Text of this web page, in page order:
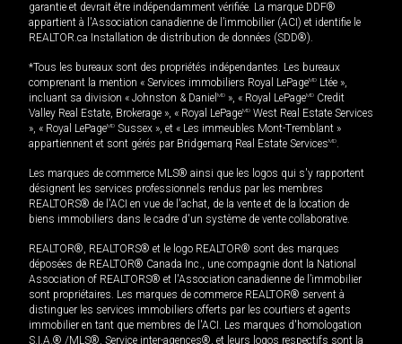
garantie et devrait être indépendamment vérifiée. La marque DDF®
appartient à l'Association canadienne de l’immobilier (ACI) et identifie le
REALTOR.ca Installation de distribution de données (SDD®).
*Tous les bureaux sont des propriétés indépendantes. Les bureaux
comprenant la mention « Services immobiliers Royal LePageMD Ltée »,
incluant sa division « Johnston & Daniel MD », « Royal LePageMD Credit
Valley Real Estate, Brokerage », « Royal LePageMD West Real Estate Services
», « Royal LePageMD Sussex », et « Les immeubles Mont-Tremblant »
appartiennent et sont gérés par Bridgemarq Real Estate ServicesMD.
Les marques de commerce MLS® ainsi que les logos qui s'y rapportent
désignent les services professionnels rendus par les membres
REALTORS® de l'ACI en vue de l'achat, de la vente et de la location de
biens immobiliers dans le cadre d'un système de vente collaborative.
REALTOR®, REALTORS® et le logo REALTOR® sont des marques
déposées de REALTOR® Canada Inc., une compagnie dont la National
Association of REALTORS® et l'Association canadienne de l’immobilier
sont propriétaires. Les marques de commerce REALTOR® servent à
distinguer les services immobiliers offerts par les courtiers et agents
immobilier en tant que membres de l'ACI. Les marques d'homologation
S.I.A.® /MLS®, Service inter-agences®, et leurs logos respectifs sont la